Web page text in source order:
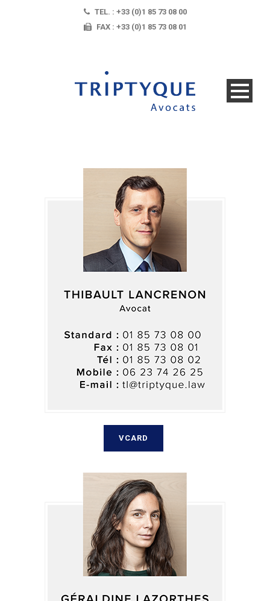
TEL. : +33 (0)1 85 73 08 00
FAX : +33 (0)1 85 73 08 01
VCARD